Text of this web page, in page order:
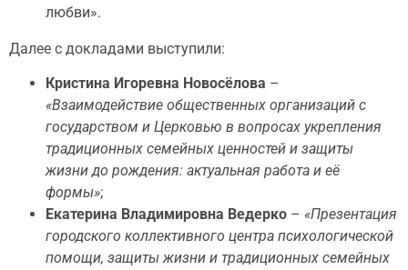
любви».
Далее с докладами выступили:
Кристина Игоревна Новосёлова –
«Взаимодействие общественных организаций с
государством и Церковью в вопросах укрепления
традиционных семейных ценностей и защиты
жизни до рождения: актуальная работа и её
формы»;
Екатерина Владимировна Ведерко – «Презентация
городского коллективного центра психологической
помощи, защиты жизни и традиционных семейных